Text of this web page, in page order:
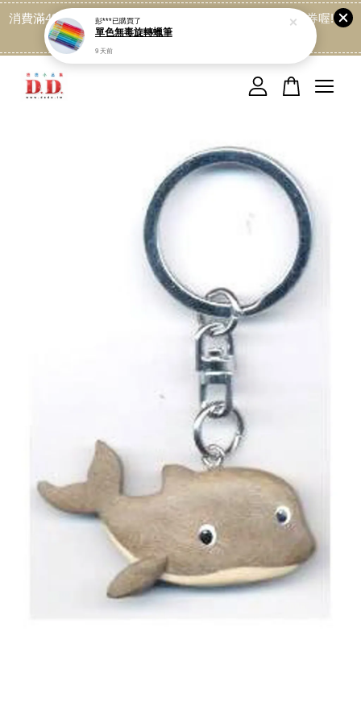
消費滿499免運喔, 記得加LINE:@dede168 領取專屬折扣券喔!
點我
您的購物車目前還是空的。
彭***已購買了
單色無毒旋轉蠟筆
9 天前